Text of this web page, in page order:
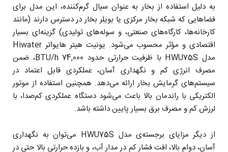
به دلیل استفاده از بخار به عنوان سیال گرم‌کننده، این مدل برای
فضاهایی که شبکه بخار مرکزی یا بویلر بخار در دسترس دارند (مانند
کارخانه‌ها، کارگاه‌های صنعتی، و سوله‌های تولیدی) گزینه‌ای بسیار
اقتصادی و مؤثر محسوب می‌شود. یونیت هیتر هایواتر Hiwater
مدل HWU75S با ظرفیت حرارتی حدود 74,000 BTU/h، ضمن
مصرف انرژی کم و نگهداری آسان، عملکردی قابل اعتماد در
سیستم‌های گرمایش بخار ارائه می‌دهد. همچنین استفاده از موتور
الکتریکی با راندمان بالا باعث می‌شود دستگاه عملکردی کم‌صدا، با
لرزش کم و مصرف برق بسیار پایین داشته باشد.
از دیگر مزایای برجسته‌ی مدل HWU75S می‌توان به نگهداری
آسان، دوام بالا، افت فشار کم در مدار آب، و بازده حرارتی بالا حتی در